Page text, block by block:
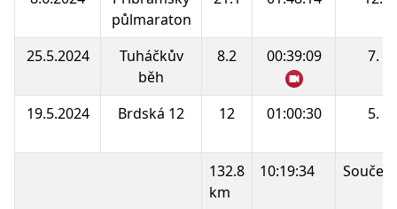
půlmaraton
25.5.2024
Tuháčkův
běh
8.2 00:39:09 7.
19.5.2024 Brdská 12 12 01:00:30 5.
132.8
km
10:19:34 Součet